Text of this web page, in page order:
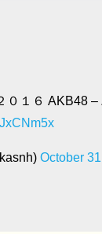
０１６ AKB48 –
October